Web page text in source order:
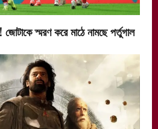
স্মরণ করে মাঠে নামছে পর্তুগাল